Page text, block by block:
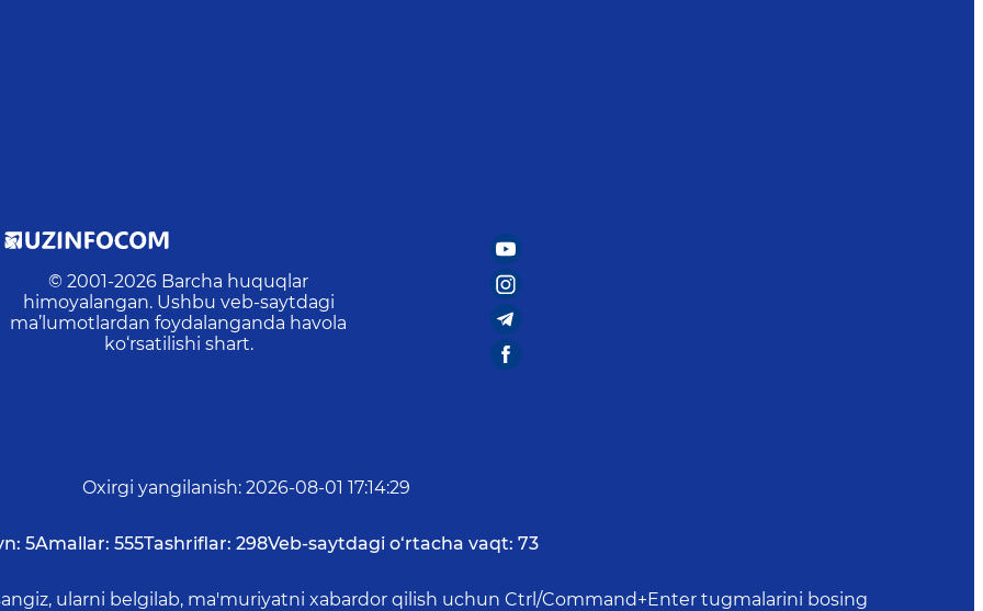
© 2001-2026 Barcha huquqlar
himoyalangan. Ushbu veb-saytdagi
ma’lumotlardan foydalanganda havola
ko‘rsatilishi shart.
Oxirgi yangilanish: 2026-08-01 17:14:29
5Amallar: 555Tashriflar: 298Veb-saytdagi o‘rtacha vaqt: 73
ularni belgilab, ma'muriyatni xabardor qilish uchun Ctrl/Command+Enter tugmalarini bosing